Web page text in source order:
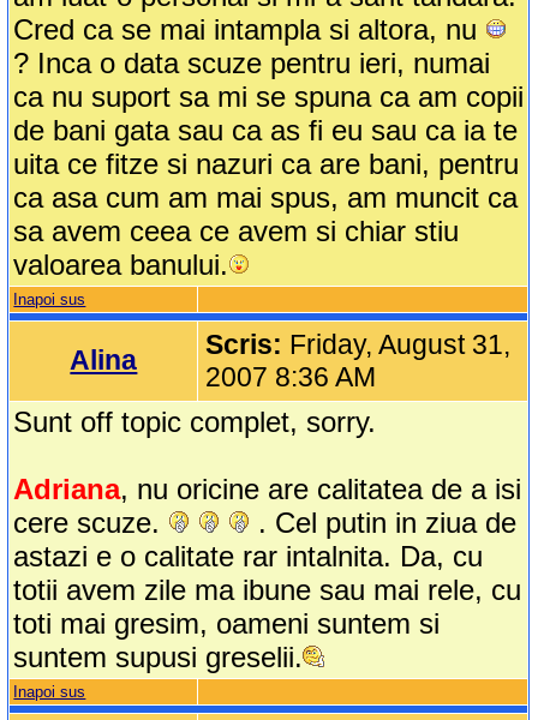
Cred ca se mai intampla si altora, nu
? Inca o data scuze pentru ieri, numai
ca nu suport sa mi se spuna ca am copii
de bani gata sau ca as fi eu sau ca ia te
uita ce fitze si nazuri ca are bani, pentru
ca asa cum am mai spus, am muncit ca
sa avem ceea ce avem si chiar stiu
valoarea banului.
Inapoi sus
Alina Scris: Friday, August 31,
2007 8:36 AM
Sunt off topic complet, sorry.
Adriana, nu oricine are calitatea de a isi
cere scuze.
. Cel putin in ziua de
astazi e o calitate rar intalnita. Da, cu
totii avem zile ma ibune sau mai rele, cu
toti mai gresim, oameni suntem si
suntem supusi greselii.
Inapoi sus